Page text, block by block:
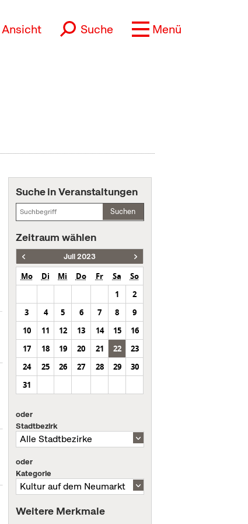
Ansicht Suche Menü
Suche in Veranstaltungen
Suchen
Zeitraum wählen
Juli 2023
Mo Di Mi Do Fr Sa
So
1
2
3
4 5 6 7 8
9
10
11 12 13 14 15
16
17
18 19 20 21 22
23
24
25 26 27 28 29
30
31
oder
Stadtbezirk
oder
Kategorie
Weitere Merkmale